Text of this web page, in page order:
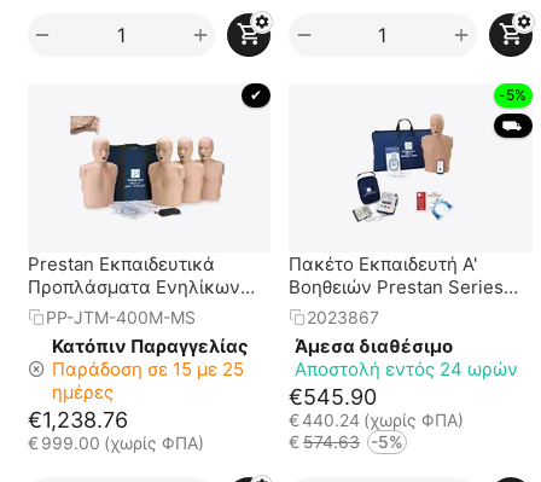
+
− +
−
✔
Prestan Εκπαιδευτικά
Προπλάσματα Ενηλίκων
Jaw Thrust (Πακέτο των 4)
PP-JTM-400M-MS
Κατόπιν Παραγγελίας
Παράδοση σε 15 με 25
ημέρες
€1,238.76
€ 999.00 (χωρίς ΦΠΑ)
-5%
⛟
Πακέτο Εκπαιδευτή Α'
Βοηθειών Prestan Series
2000 + Εκπ. Απινιδωτής
Prestan UltraTrainer
2023867
Άμεσα διαθέσιμο
Αποστολή εντός 24 ωρών
€545.90
€440.24 (χωρίς ΦΠΑ)
€574.63 -5%